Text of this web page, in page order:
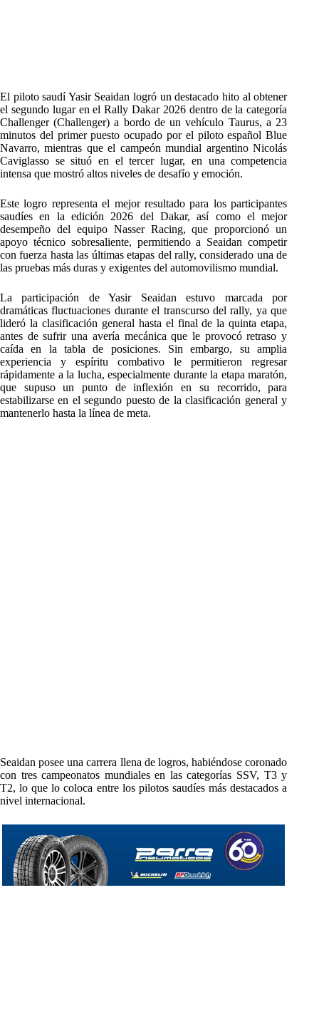
El piloto saudí Yasir Seaidan logró un destacado hito al obtener
el segundo lugar en el Rally Dakar 2026 dentro de la categoría
Challenger (Challenger) a bordo de un vehículo Taurus, a 23
minutos del primer puesto ocupado por el piloto español Blue
Navarro, mientras que el campeón mundial argentino Nicolás
Caviglasso se situó en el tercer lugar, en una competencia
intensa que mostró altos niveles de desafío y emoción.
Este logro representa el mejor resultado para los participantes
saudíes en la edición 2026 del Dakar, así como el mejor
desempeño del equipo Nasser Racing, que proporcionó un
apoyo técnico sobresaliente, permitiendo a Seaidan competir
con fuerza hasta las últimas etapas del rally, considerado una de
las pruebas más duras y exigentes del automovilismo mundial.
La participación de Yasir Seaidan estuvo marcada por
dramáticas fluctuaciones durante el transcurso del rally, ya que
lideró la clasificación general hasta el final de la quinta etapa,
antes de sufrir una avería mecánica que le provocó retraso y
caída en la tabla de posiciones. Sin embargo, su amplia
experiencia y espíritu combativo le permitieron regresar
rápidamente a la lucha, especialmente durante la etapa maratón,
que supuso un punto de inflexión en su recorrido, para
estabilizarse en el segundo puesto de la clasificación general y
mantenerlo hasta la línea de meta.
Seaidan posee una carrera llena de logros, habiéndose coronado
con tres campeonatos mundiales en las categorías SSV, T3 y
T2, lo que lo coloca entre los pilotos saudíes más destacados a
nivel internacional.